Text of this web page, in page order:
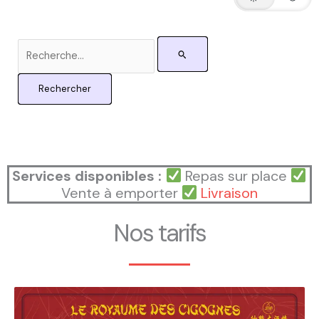
Services disponibles :
Repas sur place
Vente à emporter
Livraison
Nos tarifs